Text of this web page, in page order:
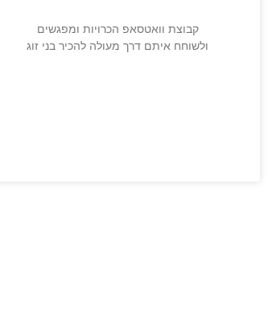
קבוצת וואטסאפ הכרויות ומפגשים
ולשוחח איתם דרך מעולה להכיר בני זוג